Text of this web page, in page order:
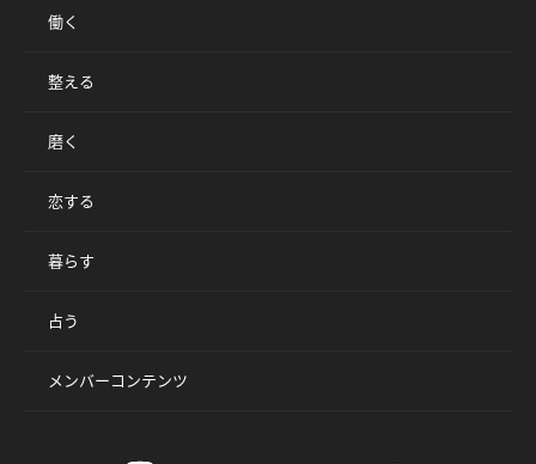
働く
整える
磨く
恋する
暮らす
占う
メンバーコンテンツ